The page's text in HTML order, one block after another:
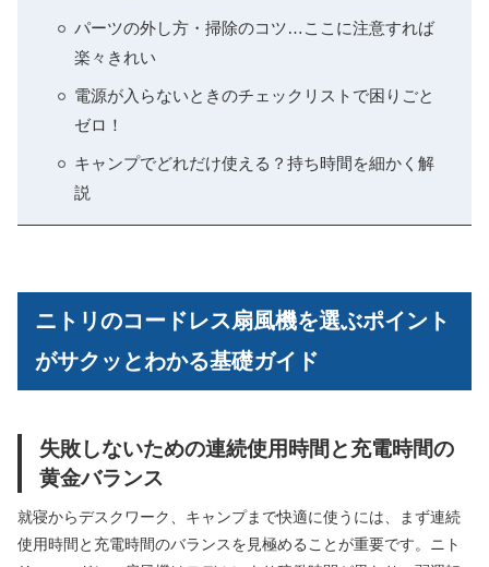
パーツの外し方・掃除のコツ…ここに注意すれば
楽々きれい
電源が入らないときのチェックリストで困りごと
ゼロ！
キャンプでどれだけ使える？持ち時間を細かく解
説
ニトリのコードレス扇風機を選ぶポイント
がサクッとわかる基礎ガイド
失敗しないための連続使用時間と充電時間の
黄金バランス
就寝からデスクワーク、キャンプまで快適に使うには、まず連続
使用時間と充電時間のバランスを見極めることが重要です。ニト